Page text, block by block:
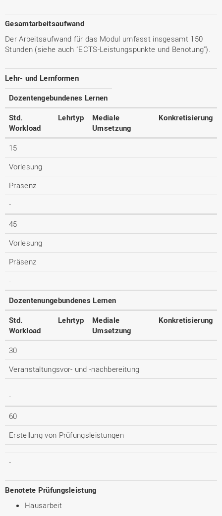
Gesamtarbeitsaufwand
Der Arbeitsaufwand für das Modul umfasst insgesamt 150
Stunden (siehe auch "ECTS-Leistungspunkte und Benotung").
Lehr- und Lernformen
Dozentengebundenes Lernen
Std.
Workload
Lehrtyp
Mediale
Umsetzung
Konkretisierung
15
Vorlesung
Präsenz
-
45
Vorlesung
Präsenz
-
Dozentenungebundenes Lernen
Std.
Workload
Lehrtyp
Mediale
Umsetzung
Konkretisierung
30
Veranstaltungsvor- und -nachbereitung
-
60
Erstellung von Prüfungsleistungen
-
Benotete Prüfungsleistung
Hausarbeit